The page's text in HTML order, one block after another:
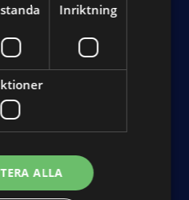
Inriktning
ALLA